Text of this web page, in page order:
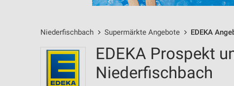
Niederfischbach Supermärkte Angebote EDEKA
EDEKA Prospekt
Niederfischbach